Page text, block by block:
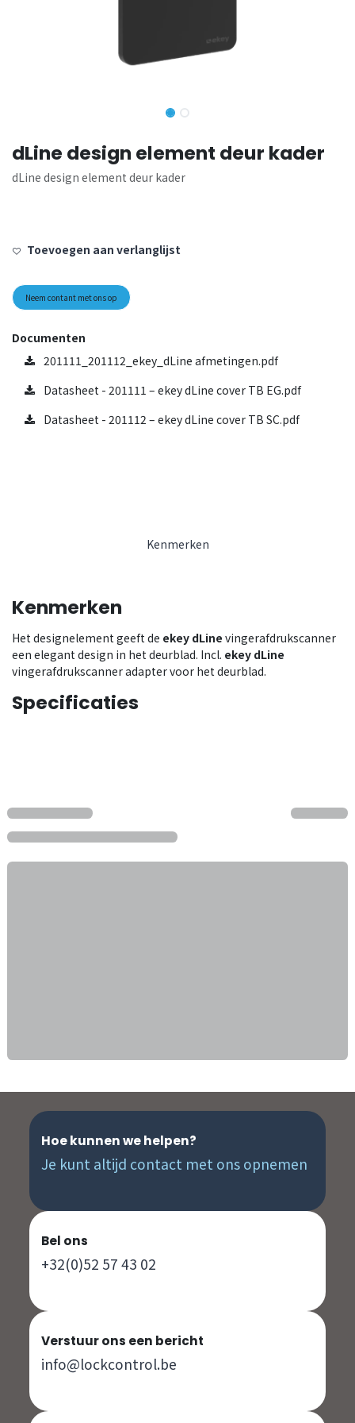
dLine design element deur kader
dLine design element deur kader
Toevoegen aan verlanglijst
Neem contant met ons op
Documenten
201111_201112_ekey_dLine afmetingen.pdf
Datasheet - 201111 – ekey dLine cover TB EG.pdf
Datasheet - 201112 – ekey dLine cover TB SC.pdf
Kenmerken
Kenmerken
Het designelement geeft de ekey dLine vingerafdrukscanner
een elegant design in het deurblad. Incl. ekey dLine
vingerafdrukscanner adapter voor het deurblad.
Specificaties
Hoe kunnen we helpen?
Je kunt altijd contact met ons opnemen
Bel ons
+32(0)52 57 43 02
Verstuur ons een bericht
info@lockcontrol.be